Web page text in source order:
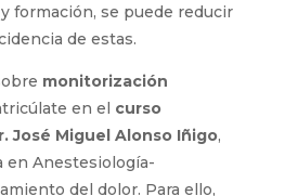
formación, se puede reducir
de estas.
monitorización
en el curso
José Miguel Alonso Iñigo,
en Anestesiología-
del dolor. Para ello,